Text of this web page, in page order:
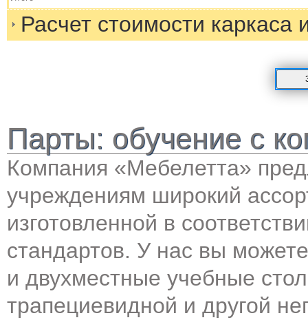
Расчет стоимости каркаса
Парты: обучение с
Компания «Мебелетта»
учреждениям широкий
изготовленной в
стандартов. У нас вы
и двухместные учебные
трапециевидной и другой